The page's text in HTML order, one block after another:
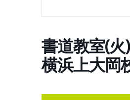
書道教室(
横浜上大岡